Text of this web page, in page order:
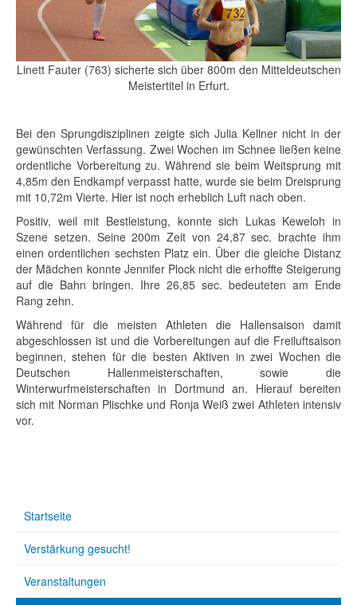
Linett Fauter (763) sicherte sich über 800m den Mitteldeutschen
Meistertitel in Erfurt.
Bei den Sprungdisziplinen zeigte sich Julia Kellner nicht in der
gewünschten Verfassung. Zwei Wochen im Schnee ließen keine
ordentliche Vorbereitung zu. Während sie beim Weitsprung mit
4,85m den Endkampf verpasst hatte, wurde sie beim Dreisprung
mit 10,72m Vierte. Hier ist noch erheblich Luft nach oben.
Positiv, weil mit Bestleistung, konnte sich Lukas Keweloh in
Szene setzen. Seine 200m Zeit von 24,87 sec. brachte ihm
einen ordentlichen sechsten Platz ein. Über die gleiche Distanz
der Mädchen konnte Jennifer Plock nicht die erhoffte Steigerung
auf die Bahn bringen. Ihre 26,85 sec. bedeuteten am Ende
Rang zehn.
Während für die meisten Athleten die Hallensaison damit
abgeschlossen ist und die Vorbereitungen auf die Freiluftsaison
beginnen, stehen für die besten Aktiven in zwei Wochen die
Deutschen Hallenmeisterschaften, sowie die
Winterwurfmeisterschaften in Dortmund an. Hierauf bereiten
sich mit Norman Plischke und Ronja Weiß zwei Athleten intensiv
vor.
Startseite
Verstärkung gesucht!
Veranstaltungen